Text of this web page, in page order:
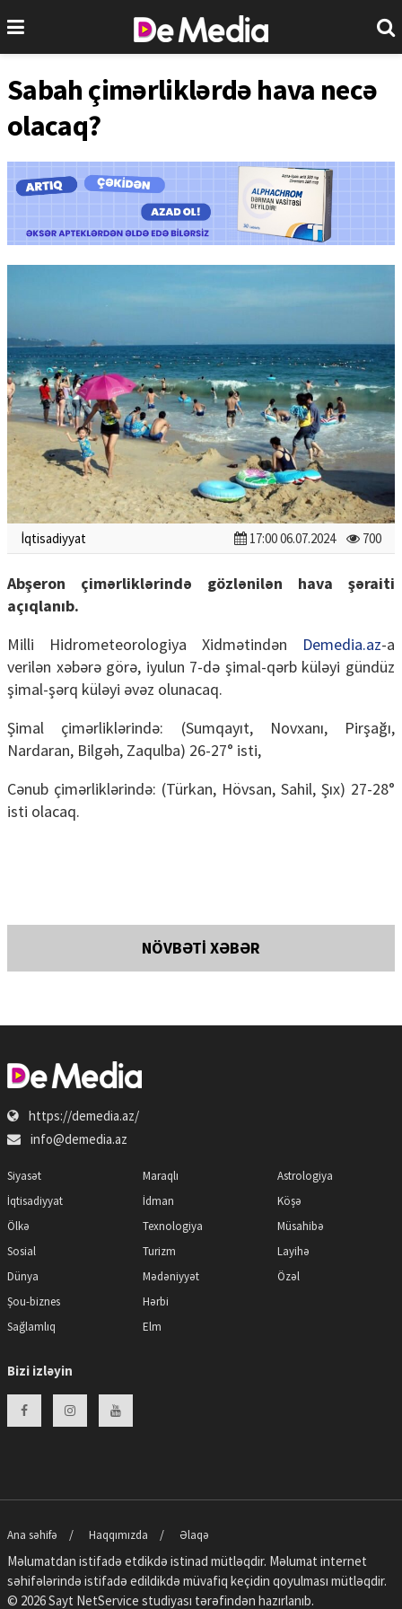
Sabah çimərliklərdə hava necə
olacaq?
İqtisadiyyat 17:00 06.07.2024 700
Abşeron çimərliklərində gözlənilən hava şəraiti
açıqlanıb.
Milli Hidrometeorologiya Xidmətindən Demedia.az-a
verilən xəbərə görə, iyulun 7-də şimal-qərb küləyi gündüz
şimal-şərq küləyi əvəz olunacaq.
Şimal çimərliklərində: (Sumqayıt, Novxanı, Pirşağı,
Nardaran, Bilgəh, Zaqulba) 26-27° isti,
Cənub çimərliklərində: (Türkan, Hövsan, Sahil, Şıx) 27-28°
isti olacaq.
NÖVBƏTİ XƏBƏR
https://demedia.az/
info@demedia.az
Siyasət
İqtisadiyyat
Ölkə
Sosial
Dünya
Şou-biznes
Sağlamlıq
Maraqlı
İdman
Texnologiya
Turizm
Mədəniyyət
Hərbi
Elm
Astrologiya
Köşə
Müsahibə
Layihə
Özəl
Bizi izləyin
Ana səhifə Haqqımızda Əlaqə
Məlumatdan istifadə etdikdə istinad mütləqdir. Məlumat internet
səhifələrində istifadə edildikdə müvafiq keçidin qoyulması mütləqdir.
© 2026 Sayt NetService studiyası tərəfindən hazırlanıb.